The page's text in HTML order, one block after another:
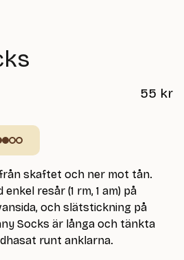
55 kr
skaftet och ner mot tån.
resår (1 rm, 1 am) på
och slätstickning på
Socks är långa och tänkta
runt anklarna.